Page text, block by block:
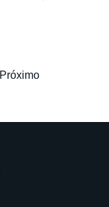
Próximo